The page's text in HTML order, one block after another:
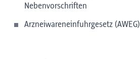
Nebenvorschriften
Arzneiwareneinfuhrgesetz (AWEG)